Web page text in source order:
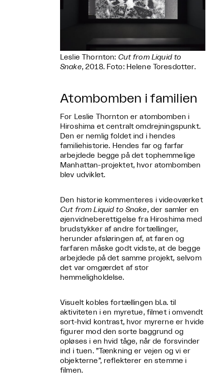
Leslie Thornton: Cut from Liquid to
Snake, 2018. Foto: Helene Toresdotter.
Atombomben i familien
For Leslie Thornton er atombomben i
Hiroshima et centralt omdrejningspunkt.
Den er nemlig foldet ind i hendes
familiehistorie. Hendes far og farfar
arbejdede begge på det tophemmelige
Manhattan-projektet, hvor atombomben
blev udviklet.
Den historie kommenteres i videoværket
Cut from Liquid to Snake, der samler en
øjenvidneberettigelse fra Hiroshima med
brudstykker af andre fortællinger,
herunder afsløringen af, at faren og
farfaren måske godt vidste, at de begge
arbejdede på det samme projekt, selvom
det var omgærdet af stor
hemmeligholdelse.
Visuelt kobles fortællingen bl.a. til
aktiviteten i en myretue, filmet i omvendt
sort-hvid kontrast, hvor myrerne er hvide
figurer mod den sorte baggrund og
opløses i en hvid tåge, når de forsvinder
ind i tuen. ”Tænkning er vejen og vi er
objekterne”, reflekterer en stemme i
filmen.